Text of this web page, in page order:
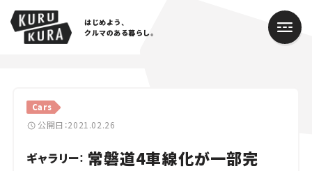
はじめよう、
クルマのある暮らし。
Cars
公開日：2021.02.26
ギャラリー： 常磐道4車線化が一部完
Cars
Lifestyle